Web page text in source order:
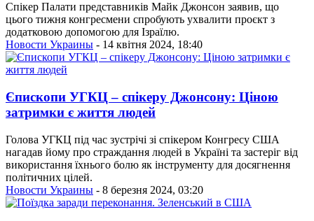
Спікер Палати представників Майк Джонсон заявив, що
цього тижня конгресмени спробують ухвалити проєкт з
додатковою допомогою для Ізраїлю.
Новости Украины - 14 квітня 2024, 18:40
Єпископи УГКЦ – спікеру Джонсону: Ціною
затримки є життя людей
Голова УГКЦ під час зустрічі зі спікером Конгресу США
нагадав йому про страждання людей в Україні та застеріг від
використання їхнього болю як інструменту для досягнення
політичних цілей.
Новости Украины - 8 березня 2024, 03:20